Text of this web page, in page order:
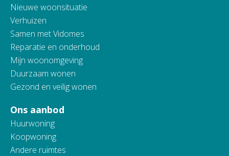
Nieuwe woonsituatie
Verhuizen
Samen met Vidomes
Reparatie en onderhoud
Mijn woonomgeving
Duurzaam wonen
Gezond en veilig wonen
Ons aanbod
Huurwoning
Koopwoning
Andere ruimtes